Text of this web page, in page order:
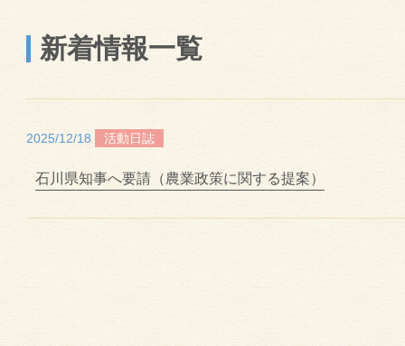
新着情報一覧
2025/12/18 活動日誌
石川県知事へ要請（農業政策に関する提案）